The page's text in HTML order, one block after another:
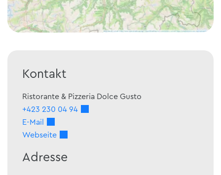
Kontakt
Ristorante & Pizzeria Dolce Gusto
+423 230 04 94
E-Mail
Webseite
Adresse